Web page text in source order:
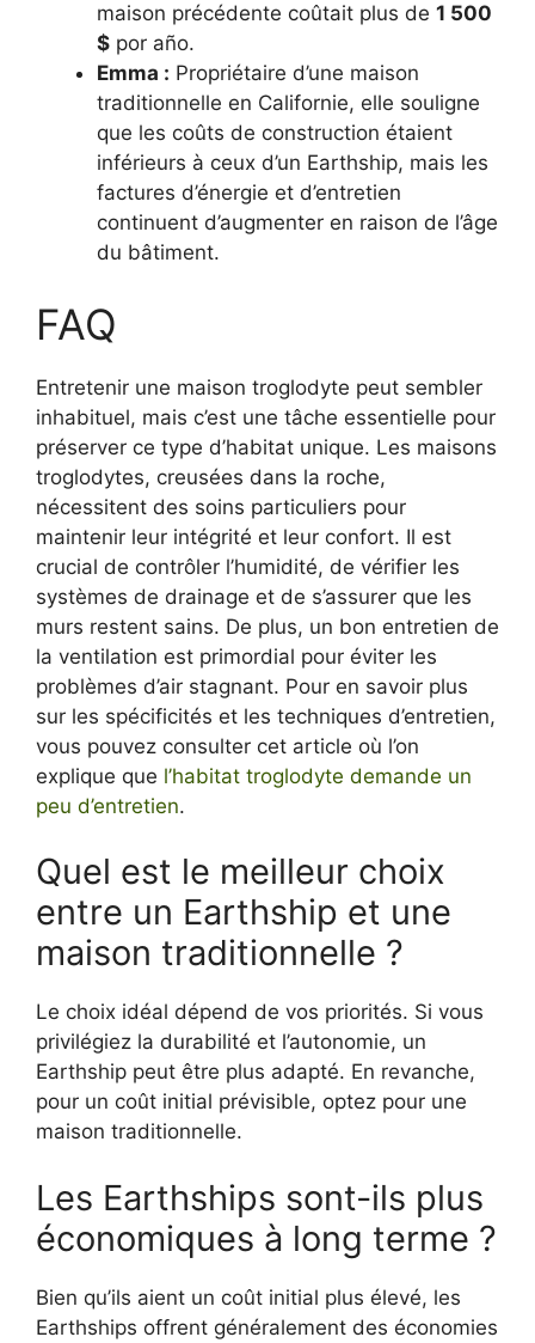
maison précédente coûtait plus de 1 500
$ por año.
Emma : Propriétaire d’une maison
traditionnelle en Californie, elle souligne
que les coûts de construction étaient
inférieurs à ceux d’un Earthship, mais les
factures d’énergie et d’entretien
continuent d’augmenter en raison de l’âge
du bâtiment.
FAQ
Entretenir une maison troglodyte peut sembler
inhabituel, mais c’est une tâche essentielle pour
préserver ce type d’habitat unique. Les maisons
troglodytes, creusées dans la roche,
nécessitent des soins particuliers pour
maintenir leur intégrité et leur confort. Il est
crucial de contrôler l’humidité, de vérifier les
systèmes de drainage et de s’assurer que les
murs restent sains. De plus, un bon entretien de
la ventilation est primordial pour éviter les
problèmes d’air stagnant. Pour en savoir plus
sur les spécificités et les techniques d’entretien,
vous pouvez consulter cet article où l’on
explique que l’habitat troglodyte demande un
peu d’entretien.
Quel est le meilleur choix
entre un Earthship et une
maison traditionnelle ?
Le choix idéal dépend de vos priorités. Si vous
privilégiez la durabilité et l’autonomie, un
Earthship peut être plus adapté. En revanche,
pour un coût initial prévisible, optez pour une
maison traditionnelle.
Les Earthships sont-ils plus
économiques à long terme ?
Bien qu’ils aient un coût initial plus élevé, les
Earthships offrent généralement des économies